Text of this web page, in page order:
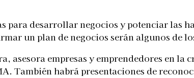
desarrollar negocios y potenciar las
un plan de negocios serán algunos de
empresas y emprendedores en la
También habrá presentaciones de